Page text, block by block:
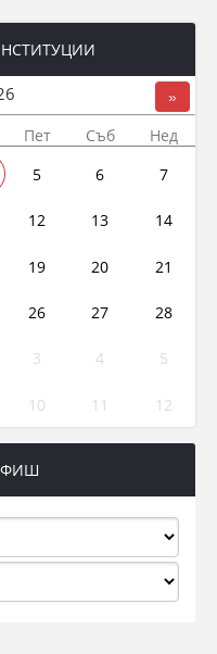
»
Пет Съб
Нед
5 6 7
12 13 14
19 20 21
26 27 28
3 4 5
10 11 12